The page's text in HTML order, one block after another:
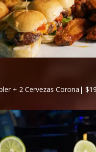
+ 2 Cervezas Corona|